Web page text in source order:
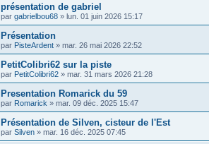
présentation de gabriel
par gabrielbou68 » lun. 01 juin 2026 15:17
Présentation
par PisteArdent » mar. 26 mai 2026 22:52
PetitColibri62 sur la piste
par PetitColibri62 » mar. 31 mars 2026 21:28
Presentation Romarick du 59
par Romarick » mar. 09 déc. 2025 15:47
Présentation de Silven, cisteur de l'Est
par Silven » mar. 16 déc. 2025 07:45